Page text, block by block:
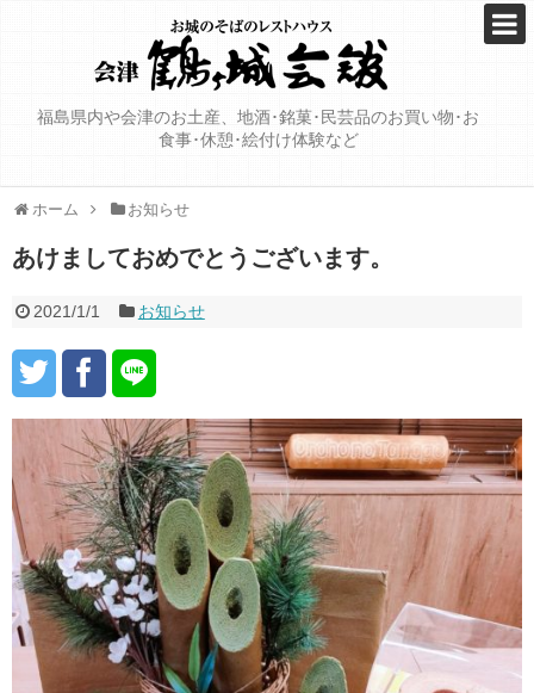
福島県内や会津のお土産、地酒･銘菓･民芸品のお買い物･お
食事･休憩･絵付け体験など
ホーム お知らせ
あけましておめでとうございます。
2021/1/1 お知らせ